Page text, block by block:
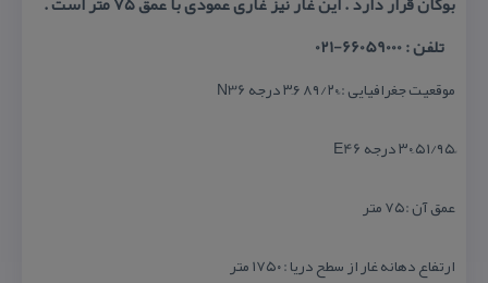
تلفن : 66059000-021
موقعیت جغرافیایی : ً۸۹/۲۰ ۳۶َ درجه N36
عمق آن :۷۵ متر
ارتفاع دهانه غار از سطح دریا : ۱۷۵۰ متر